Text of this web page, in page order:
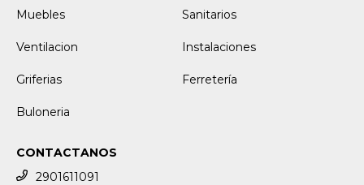
Muebles Sanitarios
Ventilacion Instalaciones
Griferias Ferretería
Buloneria
CONTACTANOS
2901611091